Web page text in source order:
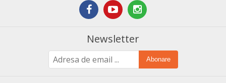
Newsletter
Abonare